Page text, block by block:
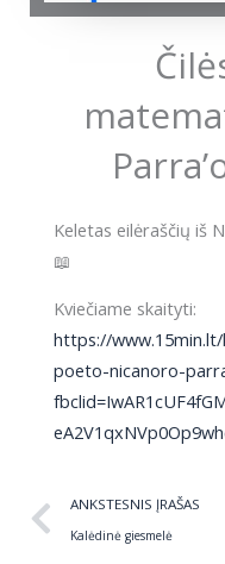
Keletas eilėraščių iš
📖
Kviečiame skaityti:
https://
poeto-nicanoro-
Prev
ANKSTESNIS ĮRAŠAS
Kalėdinė giesmelė